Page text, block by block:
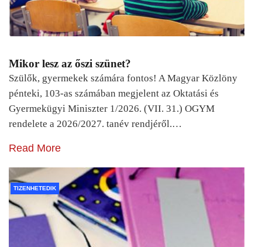
Mikor lesz az őszi szünet?
Szülők, gyermekek számára fontos! A Magyar Közlöny
pénteki, 103-as számában megjelent az Oktatási és
Gyermekügyi Miniszter 1/2026. (VII. 31.) OGYM
rendelete a 2026/2027. tanév rendjéről.…
Read More
TIZENHETEDIK